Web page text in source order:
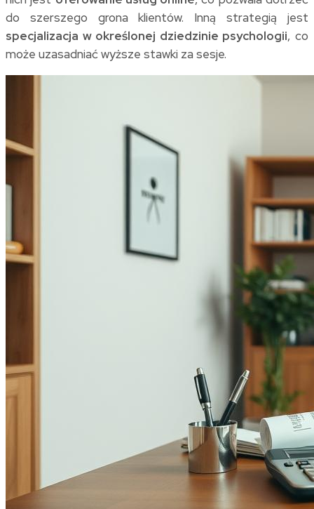
do szerszego grona klientów. Inną strategią jest
specjalizacja w określonej dziedzinie psychologii, co
może uzasadniać wyższe stawki za sesje.